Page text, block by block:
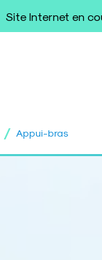
Site Internet en
/ Appui-bras